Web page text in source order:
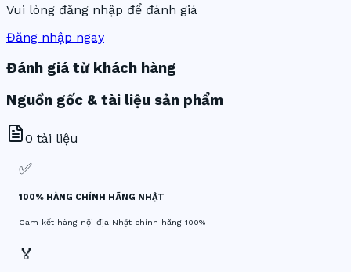
Vui lòng đăng nhập để đánh giá
Đăng nhập ngay
Đánh giá từ khách hàng
Nguồn gốc & tài liệu sản phẩm
0 tài liệu
✅
100% HÀNG CHÍNH HÃNG NHẬT
Cam kết hàng nội địa Nhật chính hãng 100%
🏅